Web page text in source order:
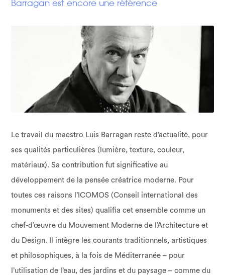
Barragan est encore une référence
Le travail du maestro Luis Barragan reste d’actualité, pour
ses qualités particulières (lumière, texture, couleur,
matériaux). Sa contribution fut significative au
développement de la pensée créatrice moderne. Pour
toutes ces raisons l’ICOMOS (Conseil international des
monuments et des sites) qualifia cet ensemble comme un
chef-d’œuvre du Mouvement Moderne de l’Architecture et
du Design. Il intègre les courants traditionnels, artistiques
et philosophiques, à la fois de Méditerranée – pour
l’utilisation de l’eau, des jardins et du paysage – comme du